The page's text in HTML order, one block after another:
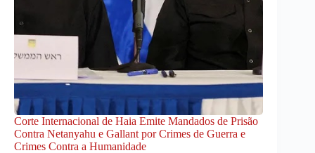
Corte Internacional de Haia Emite Mandados de Prisão
Contra Netanyahu e Gallant por Crimes de Guerra e
Crimes Contra a Humanidade